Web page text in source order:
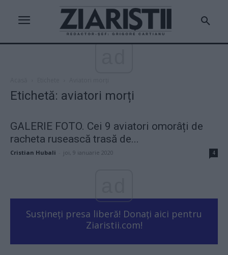
Etichetă: aviatori morți
GALERIE FOTO. Cei 9 aviatori omorâți de
racheta rusească trasă de...
Cristian Hubali joi, 9 ianuarie 2020 4
Susțineți presa liberă! Donați aici pentru
Ziaristii.com!